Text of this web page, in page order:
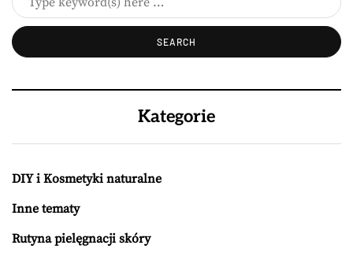
Kategorie
DIY i Kosmetyki naturalne
Inne tematy
Rutyna pielęgnacji skóry